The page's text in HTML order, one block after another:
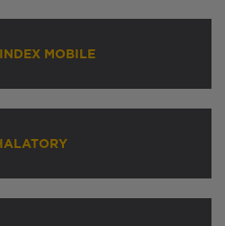
MOBILE